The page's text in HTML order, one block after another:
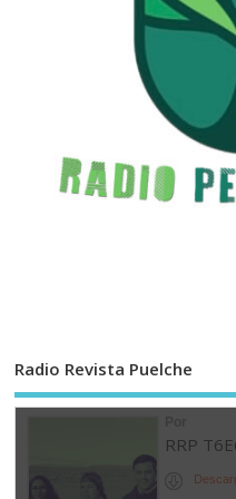
Radio Revista Puelche